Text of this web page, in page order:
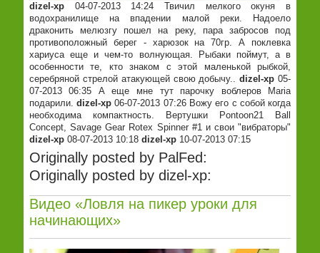
dizel-xp04-07-2013 14:24 Твичил мелкого окуня в
водохранилище на впадении малой реки. Надоело
драконить мелюзгу пошел на реку, пара забросов под
противоположный берег - харюзок на 70гр. А поклевка
хариуса еще и чем-то волнующая. Рыбаки поймут, а в
особенности те, кто знаком с этой маленькой рыбкой,
серебряной стрелой атакующей свою добычу..dizel-xp 05-
07-2013 06:35 А еще мне тут парочку воблеров Maria
подарили.dizel-xp 06-07-2013 07:26 Вожу его с собой когда
необходима компактность. Вертушки Pontoon21 Ball
Concept, Savage Gear Rotex Spinner #1 и свои "вибраторы"
dizel-xp08-07-2013 10:18 dizel-xp10-07-2013 07:15
Originally posted by PalFed:
Originally posted by dizel-xp:
Видео «Ловля на пикер уроки для
начинающих»